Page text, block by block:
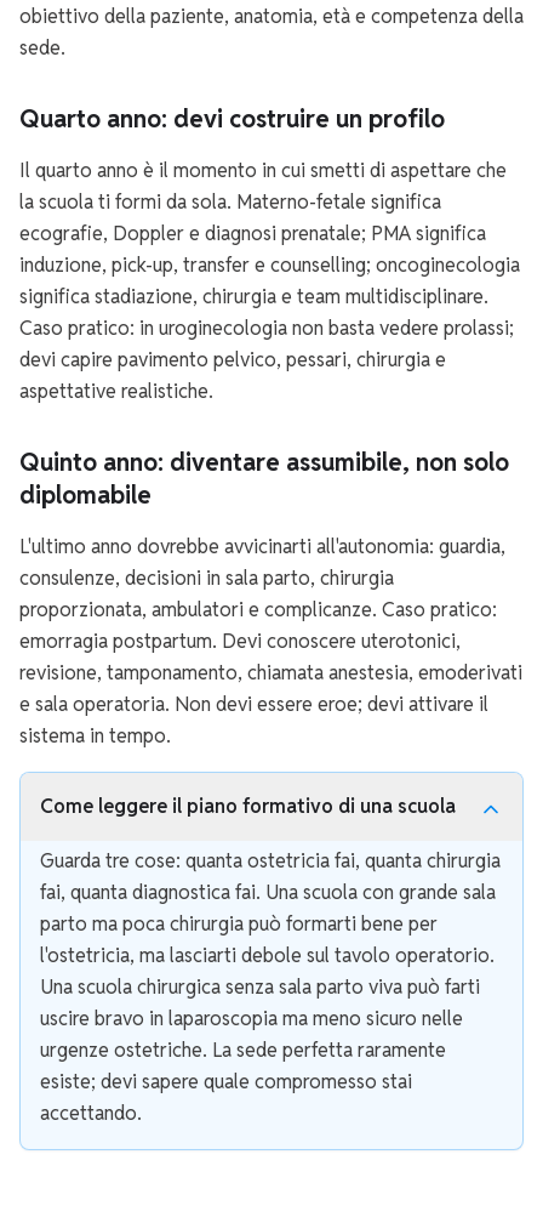
obiettivo della paziente, anatomia, età e competenza della
sede.
Quarto anno: devi costruire un profilo
Il quarto anno è il momento in cui smetti di aspettare che
la scuola ti formi da sola. Materno-fetale significa
ecografie, Doppler e diagnosi prenatale; PMA significa
induzione, pick-up, transfer e counselling; oncoginecologia
significa stadiazione, chirurgia e team multidisciplinare.
Caso pratico: in uroginecologia non basta vedere prolassi;
devi capire pavimento pelvico, pessari, chirurgia e
aspettative realistiche.
Quinto anno: diventare assumibile, non solo
diplomabile
L'ultimo anno dovrebbe avvicinarti all'autonomia: guardia,
consulenze, decisioni in sala parto, chirurgia
proporzionata, ambulatori e complicanze. Caso pratico:
emorragia postpartum. Devi conoscere uterotonici,
revisione, tamponamento, chiamata anestesia, emoderivati
e sala operatoria. Non devi essere eroe; devi attivare il
sistema in tempo.
Come leggere il piano formativo di una scuola
Guarda tre cose: quanta ostetricia fai, quanta chirurgia
fai, quanta diagnostica fai. Una scuola con grande sala
parto ma poca chirurgia può formarti bene per
l'ostetricia, ma lasciarti debole sul tavolo operatorio.
Una scuola chirurgica senza sala parto viva può farti
uscire bravo in laparoscopia ma meno sicuro nelle
urgenze ostetriche. La sede perfetta raramente
esiste; devi sapere quale compromesso stai
accettando.